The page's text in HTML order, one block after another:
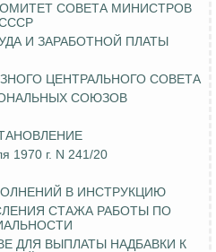
СОВЕТА МИНИСТРОВ
И ЗАРАБОТНОЙ ПЛАТЫ
ЦЕНТРАЛЬНОГО СОВЕТА
СОЮЗОВ
1970 г. N 241/20
В ИНСТРУКЦИЮ
СТАЖА РАБОТЫ ПО
ДЛЯ ВЫПЛАТЫ НАДБАВКИ К